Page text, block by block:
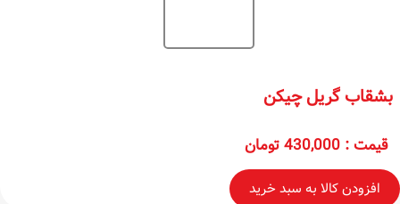
بشقاب گریل چیکن
قیمت: 430,000 تومان
افزودن کالا به سبد خرید